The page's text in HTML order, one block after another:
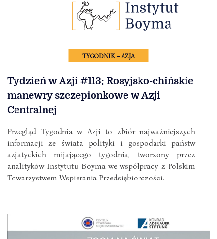
TYGODNIK – AZJA
Tydzień w Azji #113: Rosyjsko-chińskie
manewry szczepionkowe w Azji
Centralnej
Przegląd Tygodnia w Azji to zbiór najważniejszych
informacji ze świata polityki i gospodarki państw
azjatyckich mijającego tygodnia, tworzony przez
analityków Instytutu Boyma we współpracy z Polskim
Towarzystwem Wspierania Przedsiębiorczości.